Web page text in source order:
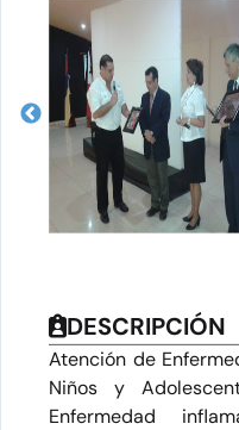
DESCRIPCIÓN
Atención de
Niños y
Enfermedad